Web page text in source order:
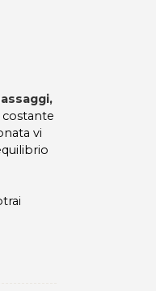
costante
vi